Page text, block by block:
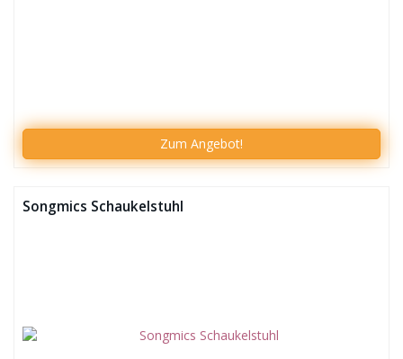
Zum Angebot!
Songmics Schaukelstuhl